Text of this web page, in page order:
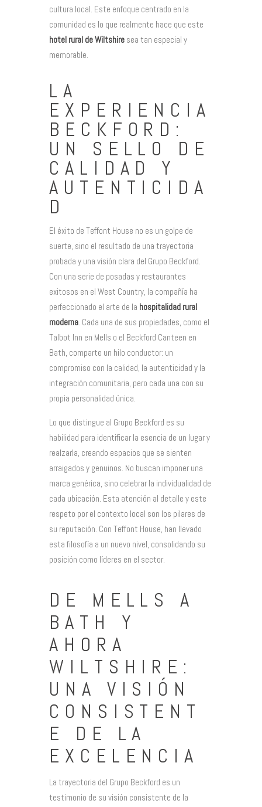
cultura local. Este enfoque centrado en la
comunidad es lo que realmente hace que este
hotel rural de Wiltshire sea tan especial y
memorable.
LA
EXPERIENCIA
BECKFORD:
UN SELLO DE
CALIDAD Y
AUTENTICIDA
D
El éxito de Teffont House no es un golpe de
suerte, sino el resultado de una trayectoria
probada y una visión clara del Grupo Beckford.
Con una serie de posadas y restaurantes
exitosos en el West Country, la compañía ha
perfeccionado el arte de la hospitalidad rural
moderna. Cada una de sus propiedades, como el
Talbot Inn en Mells o el Beckford Canteen en
Bath, comparte un hilo conductor: un
compromiso con la calidad, la autenticidad y la
integración comunitaria, pero cada una con su
propia personalidad única.
Lo que distingue al Grupo Beckford es su
habilidad para identificar la esencia de un lugar y
realzarla, creando espacios que se sienten
arraigados y genuinos. No buscan imponer una
marca genérica, sino celebrar la individualidad de
cada ubicación. Esta atención al detalle y este
respeto por el contexto local son los pilares de
su reputación. Con Teffont House, han llevado
esta filosofía a un nuevo nivel, consolidando su
posición como líderes en el sector.
DE MELLS A
BATH Y
AHORA
WILTSHIRE:
UNA VISIÓN
CONSISTENT
E DE LA
EXCELENCIA
La trayectoria del Grupo Beckford es un
testimonio de su visión consistente de la